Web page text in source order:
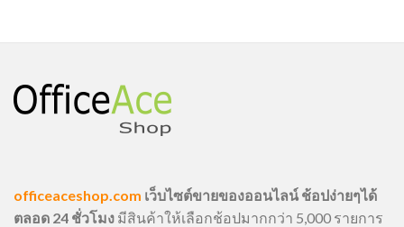
officeaceshop.com เว็บไซต์ขายของออนไลน์ ช้อปง่ายๆได้
ตลอด 24 ชั่วโมง มีสินค้าให้เลือกช้อปมากกว่า 5,000 รายการ